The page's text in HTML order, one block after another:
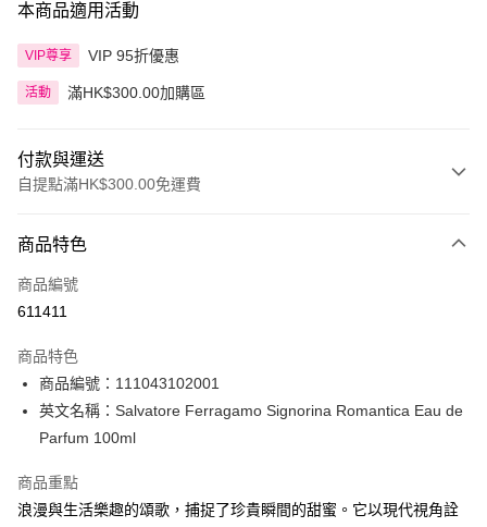
本商品適用活動
VIP尊享 VIP 95折優惠
活動 滿HK$300.00加購區
付款與運送
自提點滿HK$300.00免運費
信用卡
Apple Pay
PayMe
WeChat Pay
送貨方式
商品特色
商品編號
611411
商品特色
商品編號：111043102001
英文名稱：Salvatore Ferragamo Signorina Romantica Eau de
Parfum 100ml
商品重點
浪漫與生活樂趣的頌歌，捕捉了珍貴瞬間的甜蜜。它以現代視角詮